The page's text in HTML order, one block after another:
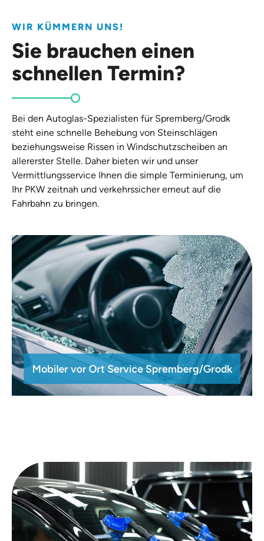
WIR KÜMMERN UNS!
Sie brauchen einen
schnellen Termin?
Bei den Autoglas-Spezialisten für Spremberg/Grodk
steht eine schnelle Behebung von Steinschlägen
beziehungsweise Rissen in Windschutzscheiben an
allererster Stelle. Daher bieten wir und unser
Vermittlungsservice Ihnen die simple Terminierung, um
Ihr PKW zeitnah und verkehrssicher erneut auf die
Fahrbahn zu bringen.